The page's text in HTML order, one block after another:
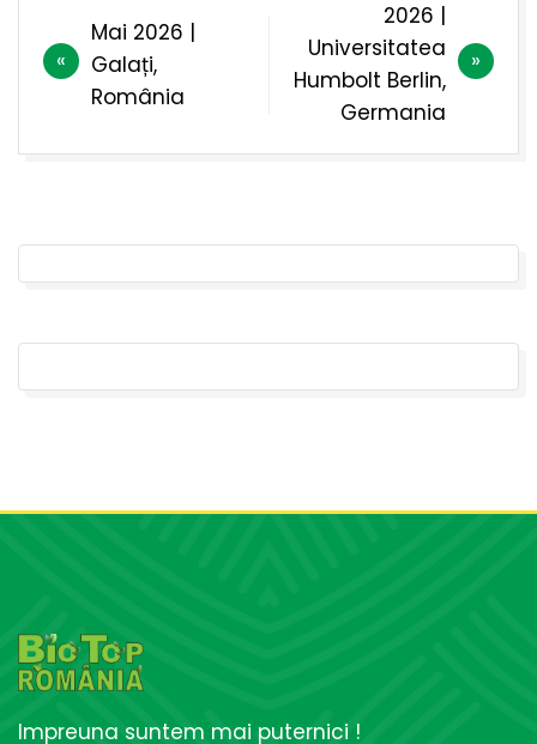
în
articole
Mai 2026 |
Galați,
România
2026 |
Universitatea
Humbolt Berlin,
Germania
Impreuna suntem mai puternici !